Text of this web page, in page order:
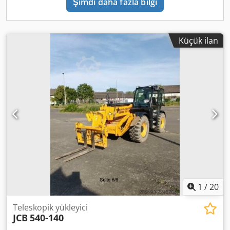
Küçük ilan
1 /20
Teleskopik yükleyici
JCB 540-140